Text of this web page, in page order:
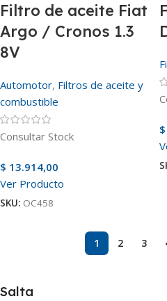
Filtro de aceite Fiat
Argo / Cronos 1.3
8V
Automotor, Filtros de aceite y
combustible
Consultar Stock
$ 13.914,00
Ver Producto
SKU: OC458
$
1 2 3
Salta